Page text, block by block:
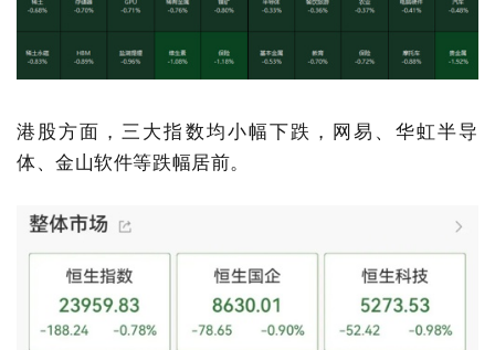
港股方面，三大指数均小幅下跌，网易、华虹半导
体、金山软件等跌幅居前。